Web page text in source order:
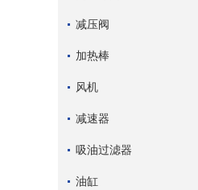
减压阀
加热棒
风机
减速器
吸油过滤器
油缸